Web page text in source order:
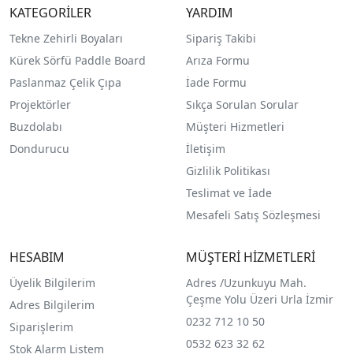
KATEGORİLER
Tekne Zehirli Boyaları
Kürek Sörfü Paddle Board
Paslanmaz Çelik Çıpa
Projektörler
Buzdolabı
Dondurucu
YARDIM
Sipariş Takibi
Arıza Formu
İade Formu
Sıkça Sorulan Sorular
Müşteri Hizmetleri
İletişim
Gizlilik Politikası
Teslimat ve İade
Mesafeli Satış Sözleşmesi
HESABIM
Üyelik Bilgilerim
Adres Bilgilerim
Siparişlerim
Stok Alarm Listem
MÜŞTERİ HİZMETLERİ
Adres /Uzunkuyu Mah.
Çeşme Yolu Üzeri Urla İzmir
0232 712 10 50
0532 623 32 62